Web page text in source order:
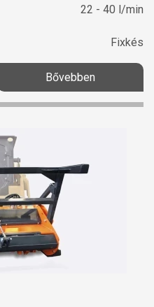
22 - 40 l/min
Fixkés
Bővebben